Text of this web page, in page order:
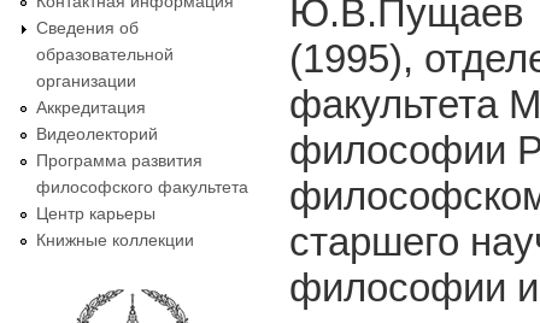
Сведения об
образовательной
организации
Аккредитация
Видеолекторий
Программа развития
философского факультета
Центр карьеры
Книжные коллекции
Ю.В.Пущаев
(1995),
факультета
философии
старшего
философии